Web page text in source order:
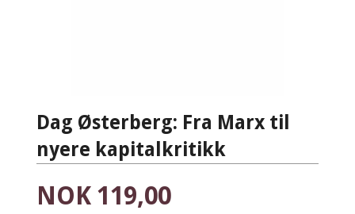
Dag Østerberg: Fra Marx til
nyere kapitalkritikk
Pris
NOK 119,00